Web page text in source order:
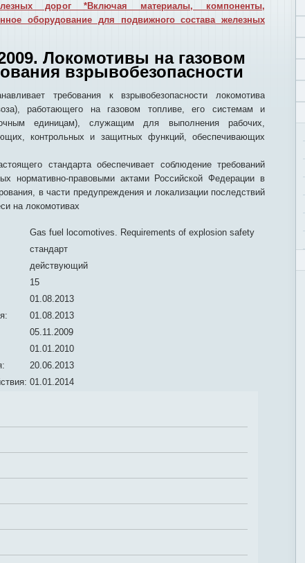
дорог *Включая материалы, компоненты,
оборудование для подвижного состава железных
Локомотивы на газовом
взрывобезопасности
требования к взрывобезопасности локомотива
работающего на газовом топливе, его системам и
единицам), служащим для выполнения рабочих,
контрольных и защитных функций, обеспечивающих
стандарта обеспечивает соблюдение требований
нормативно-правовыми актами Российской Федерации в
в части предупреждения и локализации последствий
на локомотивах
Gas fuel locomotives. Requirements of explosion safety
стандарт
действующий
15
01.08.2013
01.08.2013
05.11.2009
01.01.2010
20.06.2013
01.01.2014